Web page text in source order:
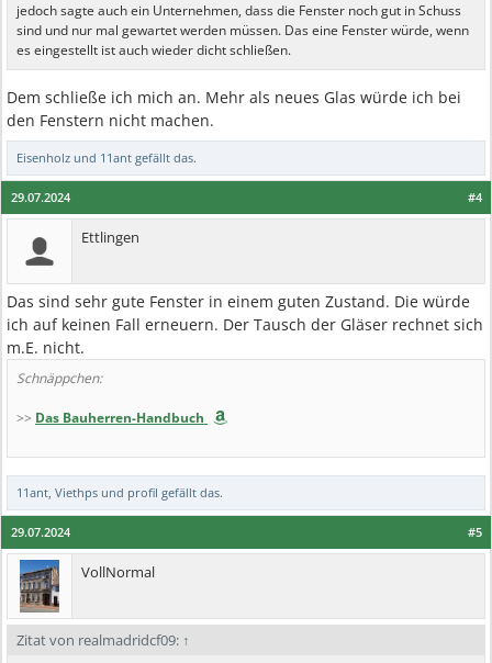
jedoch sagte auch ein Unternehmen, dass die Fenster noch gut in Schuss
sind und nur mal gewartet werden müssen. Das eine Fenster würde, wenn
es eingestellt ist auch wieder dicht schließen.
Dem schließe ich mich an. Mehr als neues Glas würde ich bei
den Fenstern nicht machen.
Eisenholz und 11ant gefällt das.
#4
29.07.2024
Ettlingen
Das sind sehr gute Fenster in einem guten Zustand. Die würde
ich auf keinen Fall erneuern. Der Tausch der Gläser rechnet sich
m.E. nicht.
Schnäppchen:
>> Das Bauherren-Handbuch
11ant, Viethps und profil gefällt das.
#5
29.07.2024
VollNormal
Zitat von realmadridcf09: ↑